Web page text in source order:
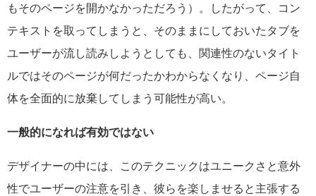
もそのページを開かなかっただろう）。したがって、コン
テキストを取ってしまうと、そのままにしておいたタブを
ユーザーが流し読みしようとしても、関連性のないタイト
ルではそのページが何だったかわからなくなり、ページ自
体を全面的に放棄してしまう可能性が高い。
一般的になれば有効ではない
デザイナーの中には、このテクニックはユニークさと意外
性でユーザーの注意を引き、彼らを楽しませると主張する